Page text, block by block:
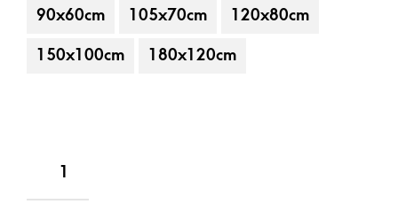
90x60cm 105x70cm 120x80cm
150x100cm 180x120cm